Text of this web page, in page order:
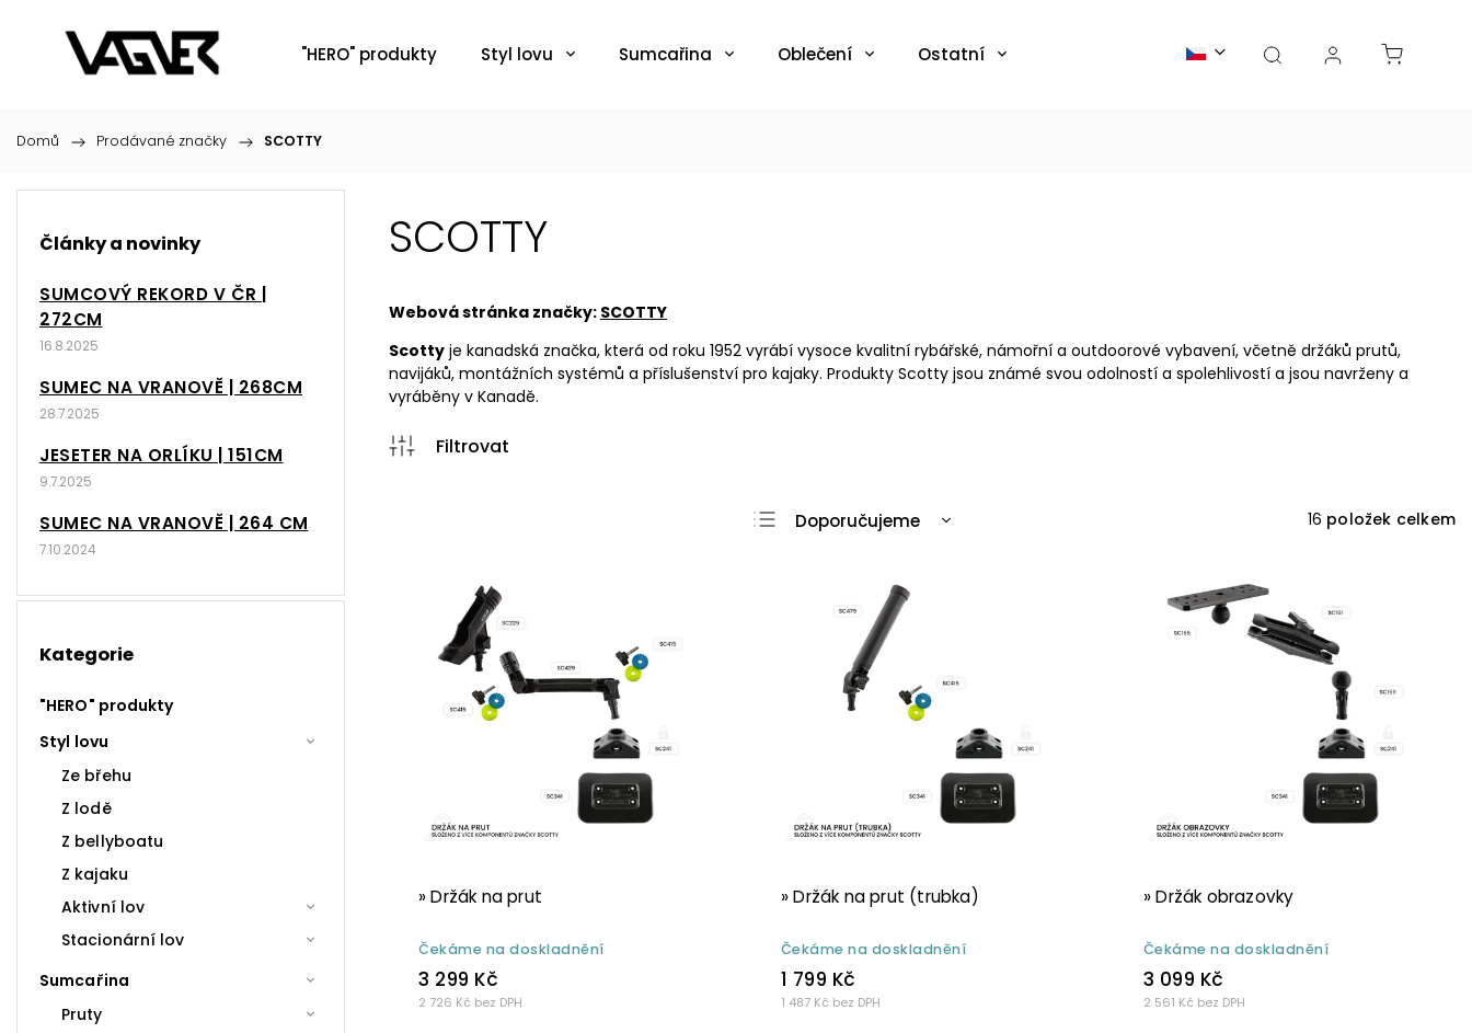
"HERO" produkty Styl lovu Sumcařina Oblečení Ostatní
Domů / Prodávané značky / SCOTTY
Články a novinky
SUMCOVÝ REKORD V ČR |
272CM
16.8.2025
SUMEC NA VRANOVĚ | 268CM
28.7.2025
JESETER NA ORLÍKU | 151CM
9.7.2025
SUMEC NA VRANOVĚ | 264 CM
7.10.2024
Kategorie
"HERO" produkty
Styl lovu
Ze břehu
Z lodě
Z bellyboatu
Z kajaku
Aktivní lov
Stacionární lov
Sumcařina
Pruty
SCOTTY
Webová stránka značky: SCOTTY
Scotty je kanadská značka, která od roku 1952 vyrábí vysoce kvalitní rybářské, námořní a outdoorové vybavení, včetně držáků prutů,
navijáků, montážních systémů a příslušenství pro kajaky. Produkty Scotty jsou známé svou odolností a spolehlivostí a jsou navrženy a
vyráběny v Kanadě.
Doporučujeme
Nejprodávanější
Abecedně
16 položek celkem
» Držák na prut
Čekáme na doskladnění
2 726 Kč bez DPH
3 299 Kč
» Držák na prut (trubka)
Čekáme na doskladnění
1 487 Kč bez DPH
1 799 Kč
» Držák obrazovky
Čekáme na doskladnění
2 561 Kč bez DPH
3 099 Kč